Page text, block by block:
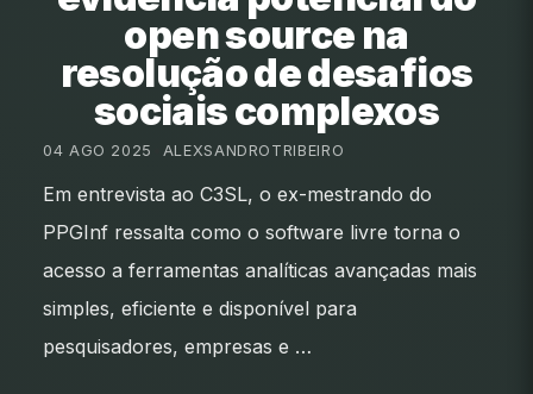
open source na
resolução de desafios
sociais complexos
04 AGO 2025 ALEXSANDROTRIBEIRO
Em entrevista ao C3SL, o ex-mestrando do
PPGInf ressalta como o software livre torna o
acesso a ferramentas analíticas avançadas mais
simples, eficiente e disponível para
pesquisadores, empresas e …